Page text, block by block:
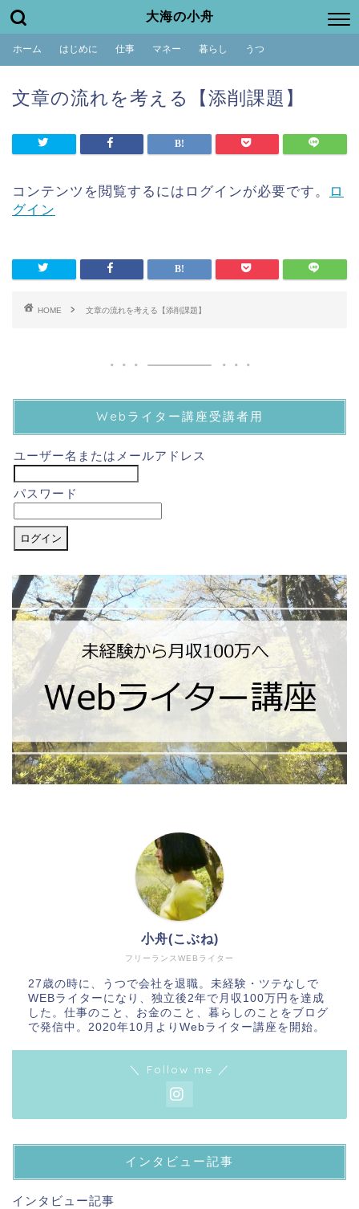
大海の小舟
ホーム はじめに 仕事 マネー 暮らし うつ
文章の流れを考える【添削課題】
コンテンツを閲覧するにはログインが必要です。
ロ
グイン
HOME 文章の流れを考える【添削課題】
Webライター講座受講者用
ユーザー名またはメールアドレス
パスワード
フリーランスWEBライター
小舟(こぶね)
27歳の時に、うつで会社を退職。未経験・ツテなしで
WEBライターになり、独立後2年で月収100万円を達成
した。仕事のこと、お金のこと、暮らしのことをブログ
で発信中。2020年10月よりWebライター講座を開始。
＼ Follow me ／
インタビュー記事
インタビュー記事